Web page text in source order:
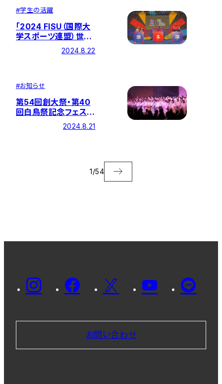
#学生の活躍
「2024 FISU（国際大
学スポーツ連盟）世界
大学チアリーディング
選手権大会」で本学学
2024.8.22
#お知らせ
第54回創大祭・第40
回白鳥祭記念フェステ
ィバル 小中高生の
観覧者募集について
2024.8.21
1/54
お問い合わせ